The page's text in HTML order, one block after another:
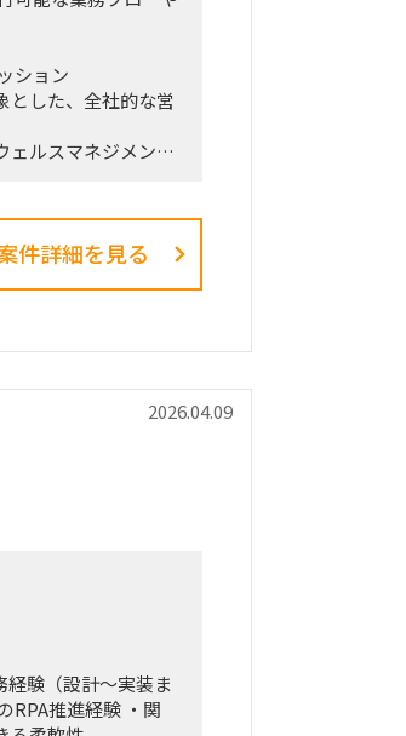
ション
とした、全社的な営
ェルスマネジメン
す。
再編、営業プロセ
推進リードおよび
、プロジェクトを
ジャーとしての役
営業モデル設計な
・タスクフォース
ていただきます。
ーティングおよび直
画。
件詳細を見る
2026.04.09
経験（設計〜実装ま
RPA推進経験 ・関